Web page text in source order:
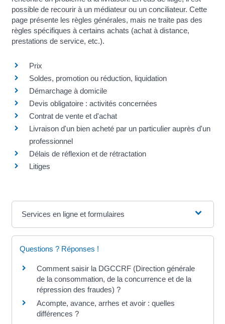
possible de recourir à un médiateur ou un conciliateur. Cette
page présente les règles générales, mais ne traite pas des
règles spécifiques à certains achats (achat à distance,
prestations de service, etc.).
Prix
Soldes, promotion ou réduction, liquidation
Démarchage à domicile
Devis obligatoire : activités concernées
Contrat de vente et d'achat
Livraison d'un bien acheté par un particulier auprès d'un
professionnel
Délais de réflexion et de rétractation
Litiges
Services en ligne et formulaires
Questions ? Réponses !
Comment saisir la DGCCRF (Direction générale
de la consommation, de la concurrence et de la
répression des fraudes) ?
Acompte, avance, arrhes et avoir : quelles
différences ?